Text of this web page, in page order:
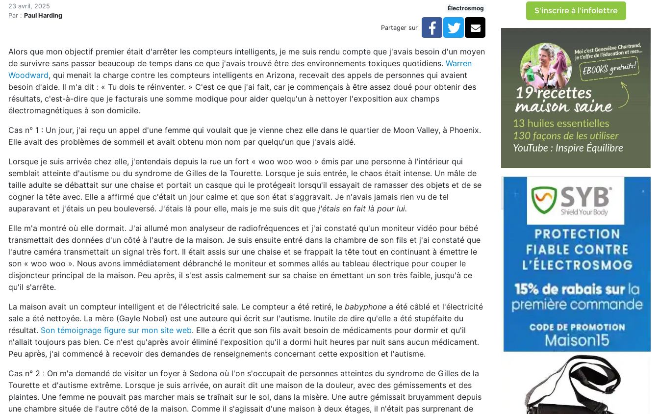
Accueil
Articles
Autisme : ce qui l'amplifie vraiment
23 avril, 2025
Par : Paul Harding
Électrosmog
Partager sur Facebook
TwitterCourriel
Alors que mon objectif premier était d'arrêter les compteurs intelligents, je me suis rendu compte que j'avais besoin d'un moyen
de survivre sans passer beaucoup de temps dans ce que j'avais trouvé être des environnements toxiques quotidiens. Warren
Woodward, qui menait la charge contre les compteurs intelligents en Arizona, recevait des appels de personnes qui avaient
besoin d'aide. Il m'a dit : « Tu dois te réinventer. » C'est ce que j'ai fait, car je commençais à être assez doué pour obtenir des
résultats, c'est-à-dire que je facturais une somme modique pour aider quelqu'un à nettoyer l'exposition aux champs
électromagnétiques à son domicile.
Cas n° 1 : Un jour, j'ai reçu un appel d'une femme qui voulait que je vienne chez elle dans le quartier de Moon Valley, à Phoenix.
Elle avait des problèmes de sommeil et avait obtenu mon nom par quelqu'un que j'avais aidé.
Lorsque je suis arrivée chez elle, j'entendais depuis la rue un fort « woo woo woo » émis par une personne à l'intérieur qui
semblait atteinte d'autisme ou du syndrome de Gilles de la Tourette. Lorsque je suis entrée, le chaos était intense. Un mâle de
taille adulte se débattait sur une chaise et portait un casque qui le protégeait lorsqu'il essayait de ramasser des objets et de se
cogner la tête avec. Elle a affirmé que c'était un jour calme et que son état s'aggravait. Je n'avais jamais rien vu de tel
auparavant et j'étais un peu bouleversé. J'étais là pour elle, mais je me suis dit que j'étais en fait là pour lui.
Elle m'a montré où elle dormait. J'ai allumé mon analyseur de radiofréquences et j'ai constaté qu'un moniteur vidéo pour bébé
transmettait des données d'un côté à l'autre de la maison. Je suis ensuite entré dans la chambre de son fils et j'ai constaté que
l'autre caméra transmettait un signal très fort. Il était assis sur une chaise et se frappait la tête tout en continuant à émettre le
son « woo woo ». Nous avons immédiatement débranché le moniteur et sommes allés au tableau électrique pour couper le
disjoncteur principal de la maison. Peu après, il s'est assis calmement sur sa chaise en émettant un son très faible, jusqu'à ce
qu'il s'arrête.
La maison avait un compteur intelligent et de l'électricité sale. Le compteur a été retiré, le babyphone a été câblé et l'électricité
sale a été nettoyée. La mère (Gayle Nobel) est une auteure qui écrit sur l'autisme. Inutile de dire qu'elle a été stupéfaite du
résultat. Son témoignage figure sur mon site web. Elle a écrit que son fils avait besoin de médicaments pour dormir et qu'il
n'allait toujours pas bien. Ce n'est qu'après avoir éliminé l'exposition qu'il a dormi huit heures par nuit sans aucun médicament.
Peu après, j'ai commencé à recevoir des demandes de renseignements concernant cette exposition et l'autisme.
Cas n° 2 : On m'a demandé de visiter un foyer à Sedona où l'on s'occupait de personnes atteintes du syndrome de Gilles de la
Tourette et d'autisme extrême. Lorsque je suis arrivée, on aurait dit une maison de la douleur, avec des gémissements et des
plaintes. Une femme ne pouvait pas marcher mais se traînait sur le sol, dans la misère. Une autre gémissait bruyamment depuis
une chambre située de l'autre côté de la maison. Comme il s'agissait d'une maison à deux étages, il n'était pas surprenant de
S'inscrire à l'infolettre